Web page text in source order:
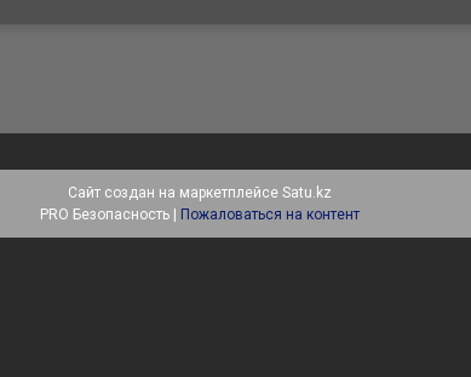
Сайт создан на маркетплейсе Satu.kz
Пожаловаться на контент